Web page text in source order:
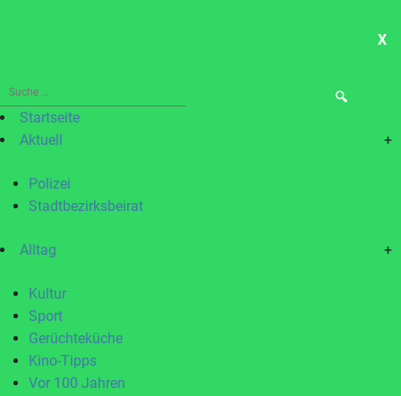
X
Suche
nach:Startseite
Aktuell
+
Polizei
Stadtbezirksbeirat
Alltag +
Kultur
Sport
Gerüchteküche
Kino-Tipps
Vor 100 Jahren